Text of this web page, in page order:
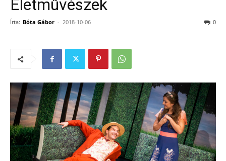
Életművészek
Írta: Bóta Gábor - 2018-10-06 0